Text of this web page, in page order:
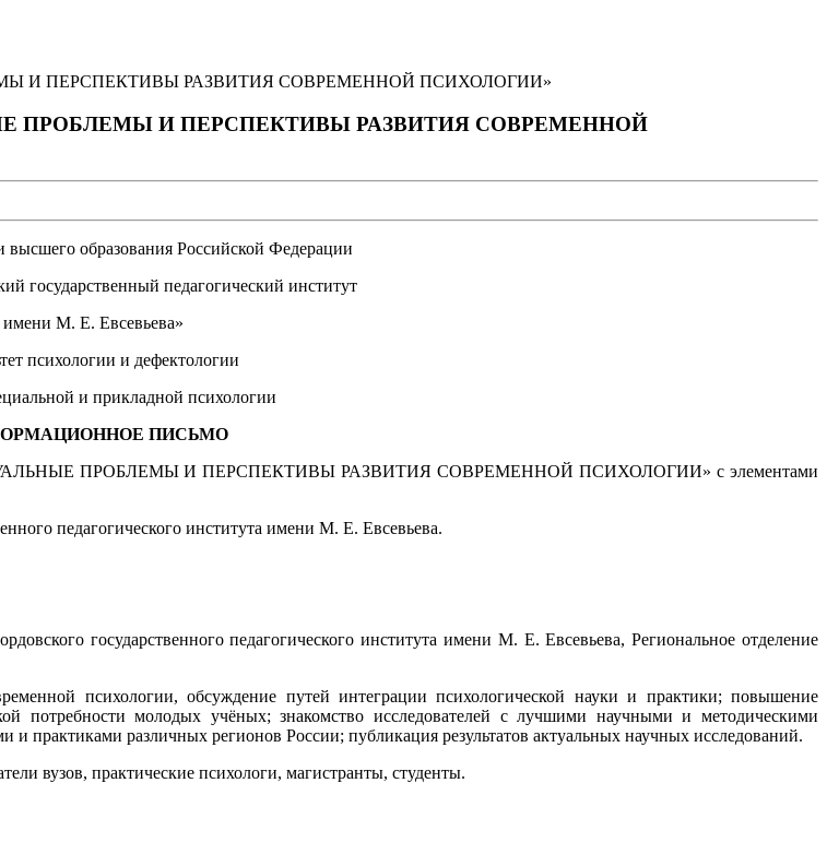
И ПЕРСПЕКТИВЫ РАЗВИТИЯ СОВРЕМЕННОЙ ПСИХОЛОГИИ»
ПРОБЛЕМЫ И ПЕРСПЕКТИВЫ РАЗВИТИЯ СОВРЕМЕННОЙ
высшего образования Российской Федерации
государственный педагогический институт
имени М. Е. Евсевьева»
психологии и дефектологии
и прикладной психологии
ПИСЬМО
«АКТУАЛЬНЫЕ ПРОБЛЕМЫ И ПЕРСПЕКТИВЫ РАЗВИТИЯ СОВРЕМЕННОЙ ПСИХОЛОГИИ» с элементами
педагогического института имени М. Е. Евсевьева.
государственного педагогического института имени М. Е. Евсевьева, Региональное отделение
психологии, обсуждение путей интеграции психологической науки и практики; повышение
потребности молодых учёных; знакомство исследователей с лучшими научными и методическими
практиками различных регионов России; публикация результатов актуальных научных исследований.
вузов, практические психологи, магистранты, студенты.